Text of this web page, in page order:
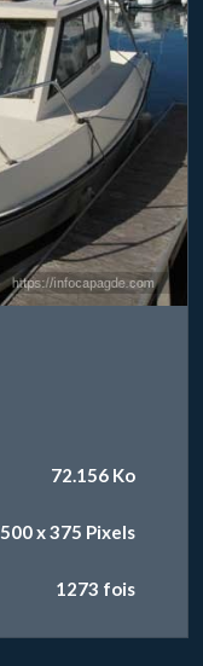
72.156 Ko
500 x 375 Pixels
1273 fois